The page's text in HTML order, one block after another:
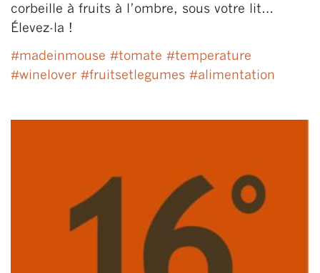
corbeille à fruits à l’ombre, sous votre lit…
Élevez-la !
#madeinmouse #tomate #temperature
#winelover #fruitsetlegumes #alimentation